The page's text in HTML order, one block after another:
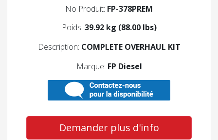
No Produit: FP-378PREM
Poids: 39.92 kg (88.00 lbs)
Description: COMPLETE OVERHAUL KIT
Marque: FP Diesel
Demander plus d'info